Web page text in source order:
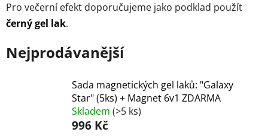
Pro večerní efekt doporučujeme jako podklad použít
černý gel lak.
Nejprodávanější
Sada magnetických gel laků: "Galaxy
Star" (5ks) + Magnet 6v1 ZDARMA
Skladem (>5 ks)
996 Kč